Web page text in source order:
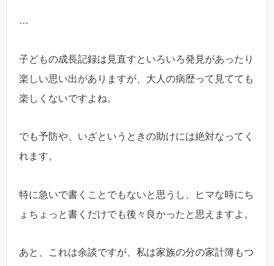
…
子どもの成長記録は見直すといろいろ発見があったり
楽しい思い出がありますが、大人の病歴って見てても
楽しくないですよね。
でも予防や、いざというときの助けには絶対なってく
れます。
特に急いで書くことでもないと思うし、ヒマな時にち
ょちょっと書くだけでも後々良かったと思えますよ。
あと、これは余談ですが、私は家族の分の家計簿もつ